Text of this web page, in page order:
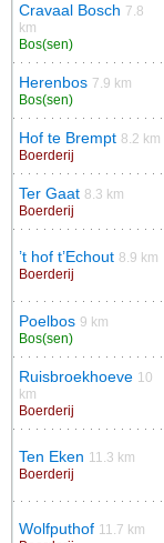
Cravaal Bosch 7.8
km
Bos(sen)
Herenbos 7.9 km
Bos(sen)
Hof te Brempt 8.2 km
Boerderij
Ter Gaat 8.3 km
Boerderij
’t hof t’Echout 8.9 km
Boerderij
Poelbos 9 km
Bos(sen)
Ruisbroekhoeve 10
km
Boerderij
Ten Eken 11.3 km
Boerderij
Wolfputhof 11.7 km